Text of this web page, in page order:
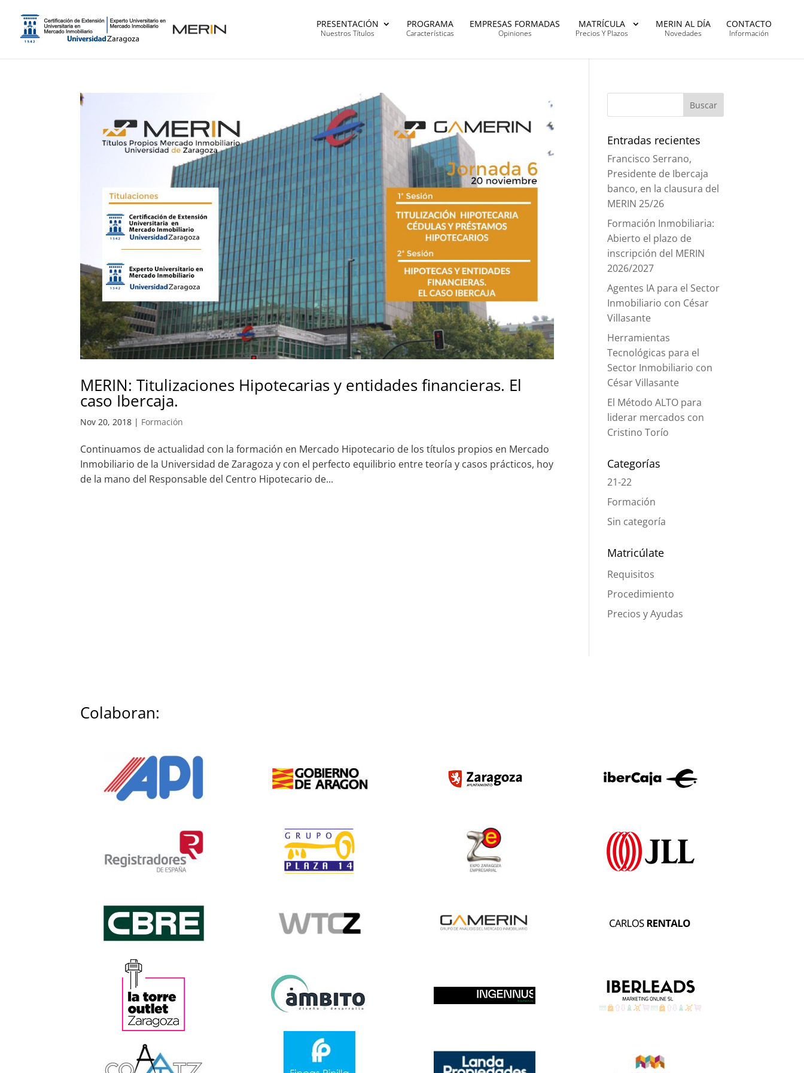
PRESENTACIÓN
Nuestros Títulos
PROGRAMA
Características
EMPRESAS FORMADAS
Opiniones
MATRÍCULA
Precios Y Plazos
MERIN AL DÍA
Novedades
CONTACTO
Información
MERIN: Titulizaciones Hipotecarias y entidades financieras. El
caso Ibercaja.
Nov 20, 2018 | Formación
Continuamos de actualidad con la formación en Mercado Hipotecario de los títulos propios en Mercado
Inmobiliario de la Universidad de Zaragoza y con el perfecto equilibrio entre teoría y casos prácticos, hoy
de la mano del Responsable del Centro Hipotecario de...
Entradas recientes
Francisco Serrano,
Presidente de Ibercaja
banco, en la clausura del
MERIN 25/26
Formación Inmobiliaria:
Abierto el plazo de
inscripción del MERIN
2026/2027
Agentes IA para el Sector
Inmobiliario con César
Villasante
Herramientas
Tecnológicas para el
Sector Inmobiliario con
César Villasante
El Método ALTO para
liderar mercados con
Cristino Torío
Categorías
21-22
Formación
Sin categoría
Matricúlate
Requisitos
Procedimiento
Precios y Ayudas
Colaboran: